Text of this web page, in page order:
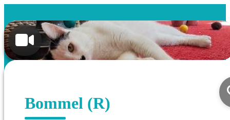
Bommel (R)